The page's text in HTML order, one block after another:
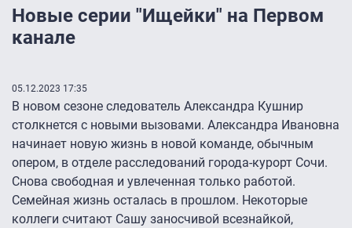
Новые серии "Ищейки" на Первом
канале
05.12.2023 17:35
В новом сезоне следователь Александра Кушнир
столкнется с новыми вызовами. Александра Ивановна
начинает новую жизнь в новой команде, обычным
опером, в отделе расследований города-курорт Сочи.
Снова свободная и увлеченная только работой.
Семейная жизнь осталась в прошлом. Некоторые
коллеги считают Сашу заносчивой всезнайкой,